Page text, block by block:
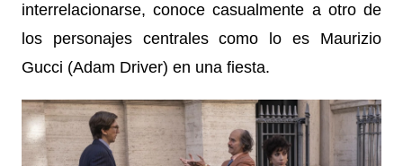
interrelacionarse, conoce casualmente a otro de
los personajes centrales como lo es Maurizio
Gucci (Adam Driver) en una fiesta.